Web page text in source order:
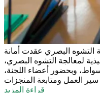
عقدت أمانة
(52) للجنة التنفيذية لمعالجة التشوه البصري،
وبحضور أعضاء اللجنة،
قراءة المزيد